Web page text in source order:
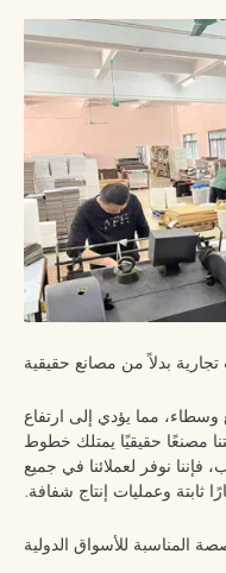
وسطاء، مما يؤدي إلى ارتفاع
مصنعًا حقيقيًا يمتلك خطوط
نوفر لعملائنا في جميع
ثابتة وعمليات إنتاج شفافة.